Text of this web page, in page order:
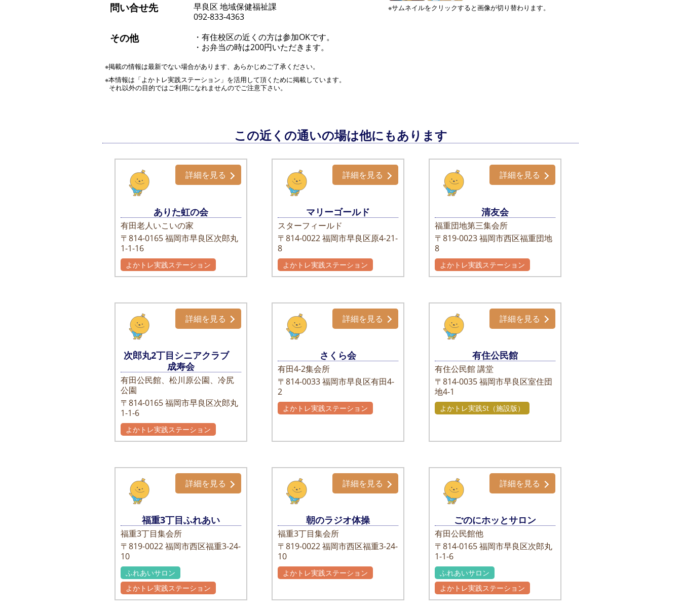
問い合せ先
早良区 地域保健福祉課
092-833-4363
その他
・有住校区の近くの方は参加OKです。
・お弁当の時は200円いただきます。
※掲載の情報は最新でない場合があります、あらかじめご了承ください。
※本情報は「よかトレ実践ステーション」を活用して頂くために掲載しています。
それ以外の目的ではご利用になれませんのでご注意下さい。
※サムネイルをクリックすると画像が切り替わります。
この近くの通いの場は他にもあります
ありた虹の会
有田老人いこいの家
〒814-0165福岡市早良区次郎丸
1-1-16
詳細を見る
よかトレ実践ステーション
マリーゴールド
スターフィールド
〒814-0022福岡市早良区原4-21-
8
詳細を見る
よかトレ実践ステーション
清友会
福重団地第三集会所
〒819-0023 福岡市西区福重団地
8
詳細を見る
よかトレ実践ステーション
次郎丸2丁目シニアクラブ
成寿会
有田公民館、松川原公園、冷尻
公園
〒814-0165福岡市早良区次郎丸
1-1-6
詳細を見る
よかトレ実践ステーション
さくら会
有田4-2集会所
〒814-0033福岡市早良区有田4-
2
詳細を見る
よかトレ実践ステーション
有住公民館
有住公民館 講堂
〒814-0035 福岡市早良区室住団
地4-1
詳細を見る
よかトレ実践St（施設版）
福重3丁目ふれあい
福重3丁目集会所
〒819-0022福岡市西区福重3-24-
10
詳細を見る
ふれあいサロン
よかトレ実践ステーション
朝のラジオ体操
福重3丁目集会所
〒819-0022福岡市西区福重3-24-
10
詳細を見る
よかトレ実践ステーション
ごのにホッとサロン
有田公民館他
〒814-0165 福岡市早良区次郎丸
1-1-6
詳細を見る
ふれあいサロン
よかトレ実践ステーション